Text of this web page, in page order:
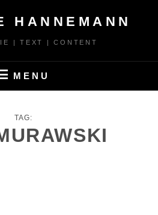
HANNEMANN
| TEXT | CONTENT
MENU
TAG: